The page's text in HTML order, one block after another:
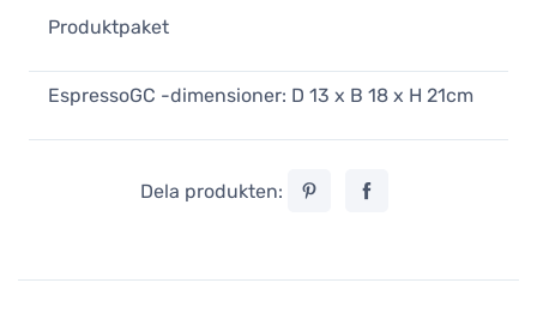
Produktpaket
EspressoGC -dimensioner: D 13 x B 18 x H 21cm
Dela produkten: